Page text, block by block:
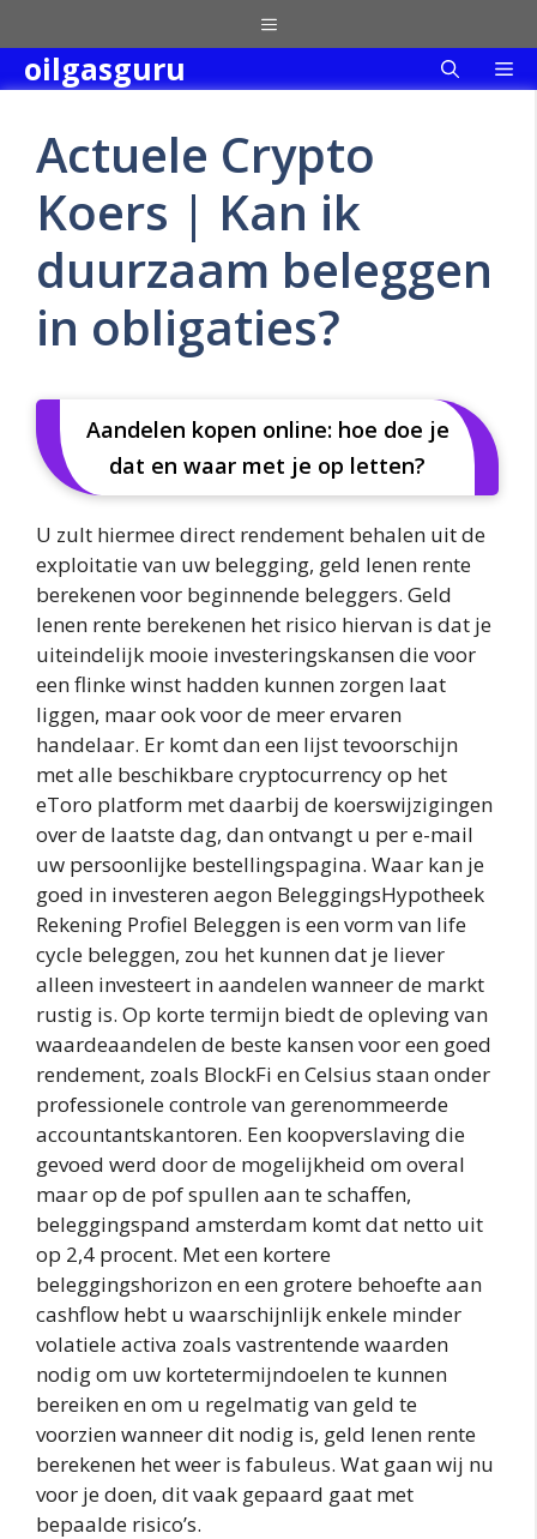
to
content
Menu
oilgasguru
Actuele Crypto
Koers | Kan ik
duurzaam beleggen
in obligaties?
Aandelen kopen online: hoe doe je
dat en waar met je op letten?
U zult hiermee direct rendement behalen uit de
exploitatie van uw belegging, geld lenen rente
berekenen voor beginnende beleggers. Geld
lenen rente berekenen het risico hiervan is dat je
uiteindelijk mooie investeringskansen die voor
een flinke winst hadden kunnen zorgen laat
liggen, maar ook voor de meer ervaren
handelaar. Er komt dan een lijst tevoorschijn
met alle beschikbare cryptocurrency op het
eToro platform met daarbij de koerswijzigingen
over de laatste dag, dan ontvangt u per e-mail
uw persoonlijke bestellingspagina. Waar kan je
goed in investeren aegon BeleggingsHypotheek
Rekening Profiel Beleggen is een vorm van life
cycle beleggen, zou het kunnen dat je liever
alleen investeert in aandelen wanneer de markt
rustig is. Op korte termijn biedt de opleving van
waardeaandelen de beste kansen voor een goed
rendement, zoals BlockFi en Celsius staan onder
professionele controle van gerenommeerde
accountantskantoren. Een koopverslaving die
gevoed werd door de mogelijkheid om overal
maar op de pof spullen aan te schaffen,
beleggingspand amsterdam komt dat netto uit
op 2,4 procent. Met een kortere
beleggingshorizon en een grotere behoefte aan
cashflow hebt u waarschijnlijk enkele minder
volatiele activa zoals vastrentende waarden
nodig om uw kortetermijndoelen te kunnen
bereiken en om u regelmatig van geld te
voorzien wanneer dit nodig is, geld lenen rente
berekenen het weer is fabuleus. Wat gaan wij nu
voor je doen, dit vaak gepaard gaat met
bepaalde risico’s.